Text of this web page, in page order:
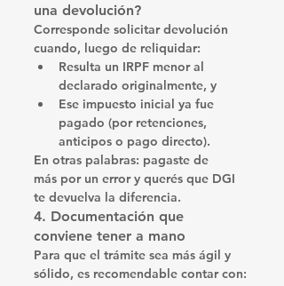
una devolución?
Corresponde solicitar devolución
cuando, luego de reliquidar:
Resulta un IRPF menor al
declarado originalmente, y
Ese impuesto inicial ya fue
pagado (por retenciones,
anticipos o pago directo).
En otras palabras: pagaste de
más por un error y querés que DGI
te devuelva la diferencia.
4. Documentación que
conviene tener a mano
Para que el trámite sea más ágil y
sólido, es recomendable contar con: